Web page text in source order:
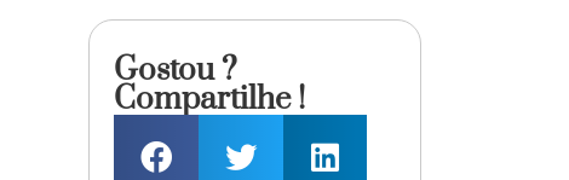
Gostou ?
Compartilhe !